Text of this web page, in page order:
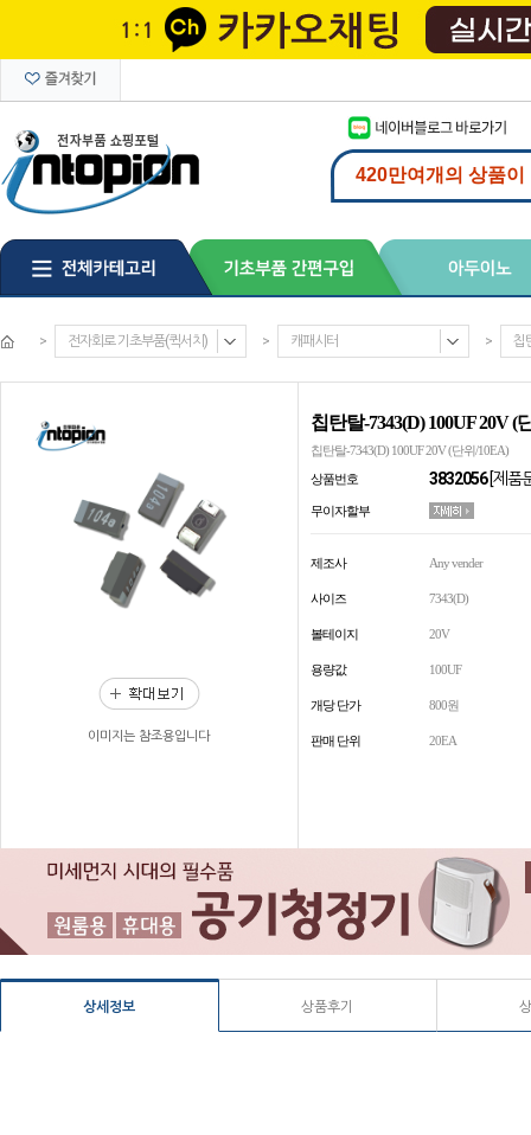
> 전자회로 기초부품(퀵서치) > 캐패시터 > 칩
이미지는 참조용입니다
칩탄탈-7343(D) 100UF 20V (
칩탄탈-7343(D) 100UF 20V (단위/10EA)
상품번호
3832056[제품
무이자할부
제조사 Any vender
사이즈 7343(D)
볼테이지 20V
용량값 100UF
개당 단가 800원
판매 단위 20EA
상세정보 상품후기